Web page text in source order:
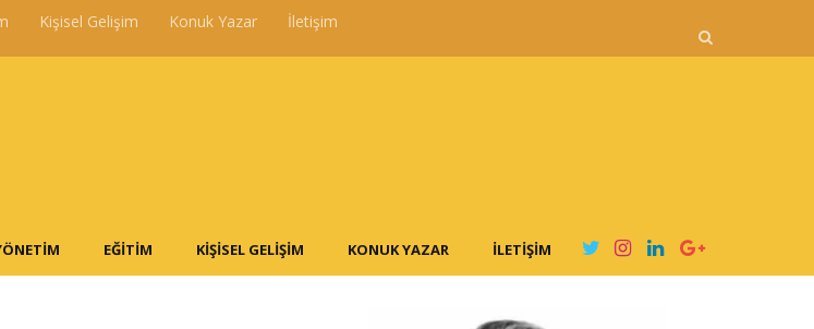
Kişisel Gelişim Konuk Yazar İletişim
EĞITIM KIŞISEL GELIŞIM KONUK YAZAR İLETIŞIM